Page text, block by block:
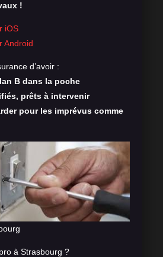
!
iOS
Android
d’avoir :
B dans la poche
prêts à intervenir
pour les imprévus comme
à Strasbourg ?